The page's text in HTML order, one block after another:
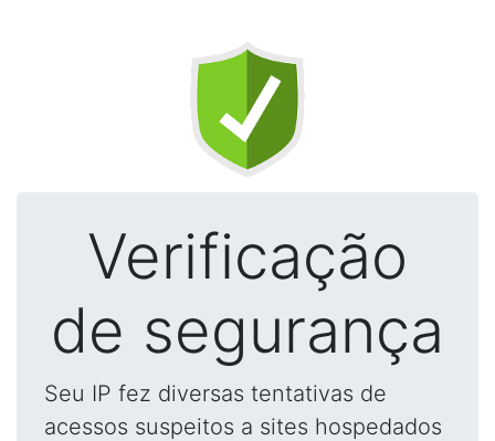
Verificação
de segurança
Seu IP fez diversas tentativas de
acessos suspeitos a sites hospedados